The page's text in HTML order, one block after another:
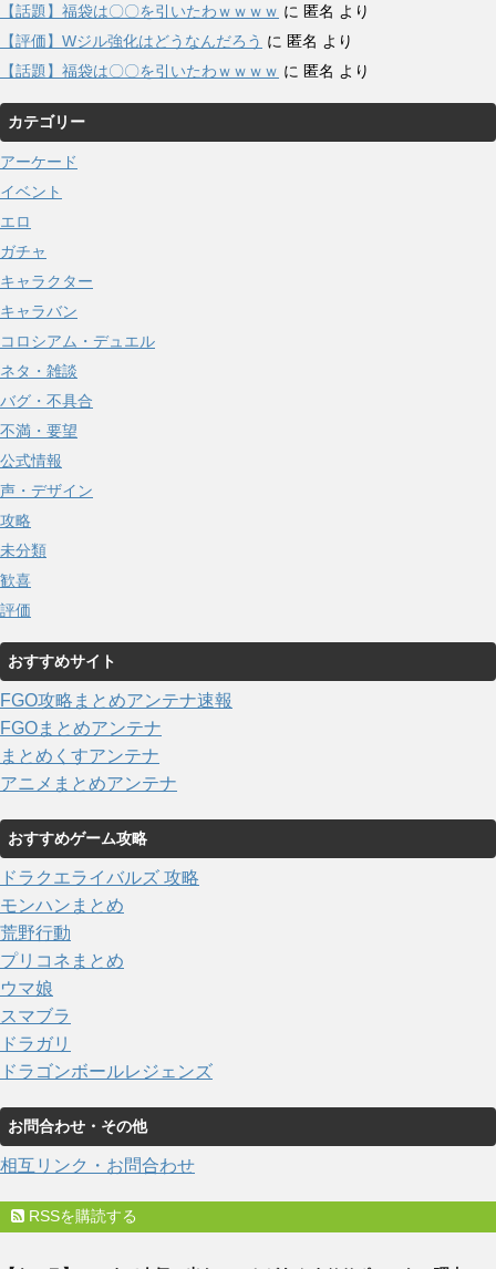
【話題】福袋は〇〇を引いたわｗｗｗｗ に 匿名 より
【評価】Wジル強化はどうなんだろう に 匿名 より
【話題】福袋は〇〇を引いたわｗｗｗｗ に 匿名 より
カテゴリー
アーケード
イベント
エロ
ガチャ
キャラクター
キャラバン
コロシアム・デュエル
ネタ・雑談
バグ・不具合
不満・要望
公式情報
声・デザイン
攻略
未分類
歓喜
評価
おすすめサイト
FGO攻略まとめアンテナ速報
FGOまとめアンテナ
まとめくすアンテナ
アニメまとめアンテナ
おすすめゲーム攻略
ドラクエライバルズ 攻略
モンハンまとめ
荒野行動
プリコネまとめ
ウマ娘
スマブラ
ドラガリ
ドラゴンボールレジェンズ
お問合わせ・その他
相互リンク・お問合わせ
RSSを購読する